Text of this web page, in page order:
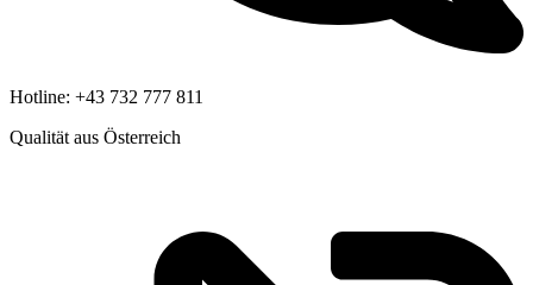
Hotline: +43 732 777 811
Qualität aus Österreich